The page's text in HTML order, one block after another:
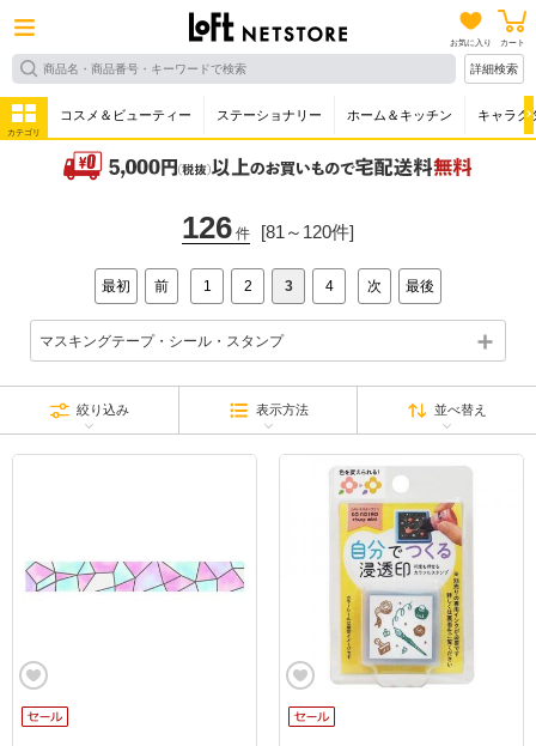
お気に入り カート
詳細検索
カテゴリ
コスメ＆ビューティー ステーショナリー ホーム＆キッチン キャラク
126 件 [81～120件]
最初 前 1 2 3 4 次 最後
マスキングテープ・シール・スタンプ
絞り込み 表示方法 並べ替え